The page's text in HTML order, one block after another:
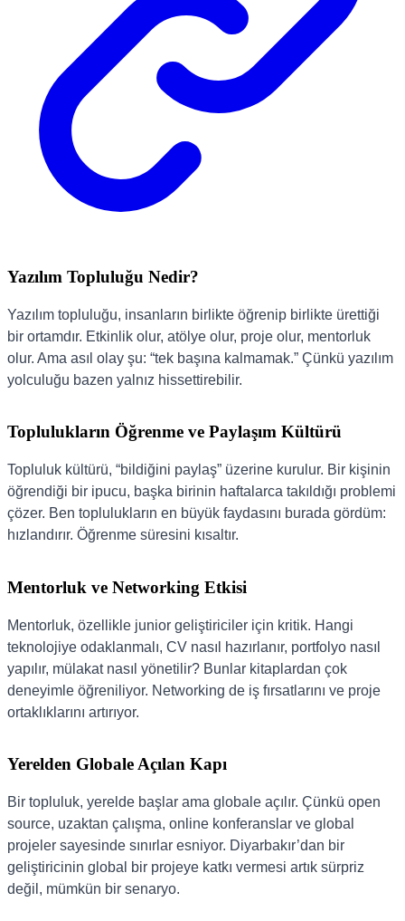
Yazılım Topluluğu Nedir?
Yazılım topluluğu, insanların birlikte öğrenip birlikte ürettiği
bir ortamdır. Etkinlik olur, atölye olur, proje olur, mentorluk
olur. Ama asıl olay şu: “tek başına kalmamak.” Çünkü yazılım
yolculuğu bazen yalnız hissettirebilir.
Toplulukların Öğrenme ve Paylaşım Kültürü
Topluluk kültürü, “bildiğini paylaş” üzerine kurulur. Bir kişinin
öğrendiği bir ipucu, başka birinin haftalarca takıldığı problemi
çözer. Ben toplulukların en büyük faydasını burada gördüm:
hızlandırır. Öğrenme süresini kısaltır.
Mentorluk ve Networking Etkisi
Mentorluk, özellikle junior geliştiriciler için kritik. Hangi
teknolojiye odaklanmalı, CV nasıl hazırlanır, portfolyo nasıl
yapılır, mülakat nasıl yönetilir? Bunlar kitaplardan çok
deneyimle öğreniliyor. Networking de iş fırsatlarını ve proje
ortaklıklarını artırıyor.
Yerelden Globale Açılan Kapı
Bir topluluk, yerelde başlar ama globale açılır. Çünkü open
source, uzaktan çalışma, online konferanslar ve global
projeler sayesinde sınırlar esniyor. Diyarbakır’dan bir
geliştiricinin global bir projeye katkı vermesi artık sürpriz
değil, mümkün bir senaryo.